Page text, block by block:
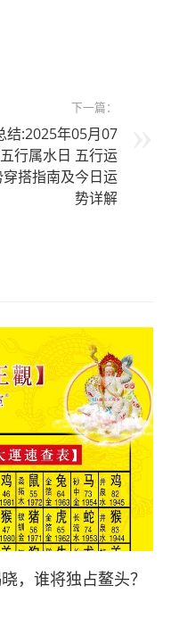
下一篇：
结:2025年05月07
行属水日 五行运
穿搭指南及今日运
势详解
，谁将独占鳌头？